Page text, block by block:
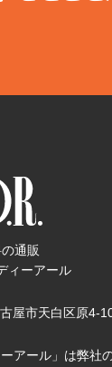
通販
ィーアール
屋市天白区原4-
ーアール」は弊社